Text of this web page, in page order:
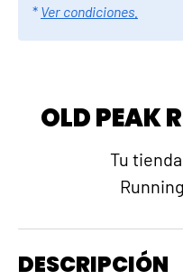
* Ver condiciones.
OLD PEAK
Tu
DESCRIPCIÓN